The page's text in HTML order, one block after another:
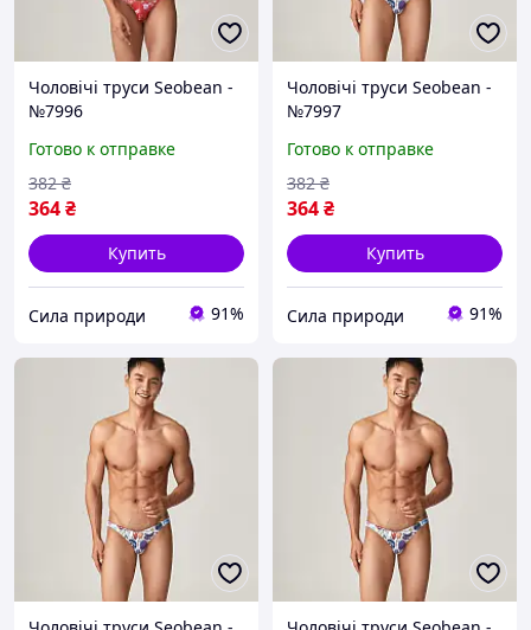
Чоловічі труси Seobean -
№7996
Готово к отправке
364₴
382 ₴
Купить
Сила природи 91%
Чоловічі труси Seobean -
№7997
Готово к отправке
364₴
382 ₴
Купить
Сила природи 91%